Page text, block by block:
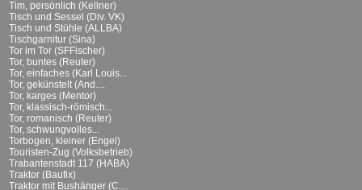
Tim, persönlich (Kellner)
Tisch und Sessel (Div. VK)
Tisch und Stühle (ALLBA)
Tischgarnitur (Sina)
Tor im Tor (SFFischer)
Tor, buntes (Reuter)
Tor, einfaches (Karl Louis...
Tor, gekünstelt (And....
Tor, karges (Mentor)
Tor, klassisch-römisch...
Tor, romanisch (Reuter)
Tor, schwungvolles...
Torbogen, kleiner (Engel)
Touristen-Zug (Volksbetrieb)
Trabantenstadt 117 (HABA)
Traktor (Baufix)
Traktor mit Bushänger (C....